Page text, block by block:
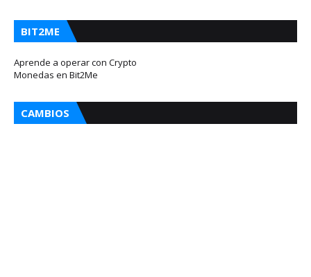
BIT2ME
Aprende a operar con Crypto
Monedas en Bit2Me
CAMBIOS